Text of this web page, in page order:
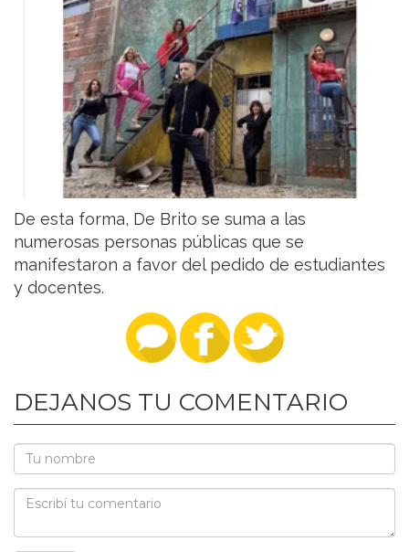
De esta forma, De Brito se suma a las
numerosas personas públicas que se
manifestaron a favor del pedido de estudiantes
y docentes.
DEJANOS TU COMENTARIO